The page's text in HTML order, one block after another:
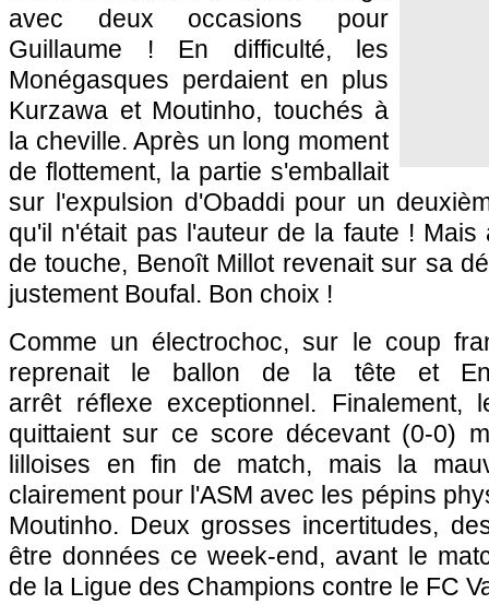
avec deux occasions pour
Guillaume ! En difficulté, les
Monégasques perdaient en plus
Kurzawa et Moutinho, touchés à
la cheville. Après un long moment
de flottement, la partie s'emballait
sur l'expulsion d'Obaddi pour un
qu'il n'était pas l'auteur de la faute !
de touche, Benoît Millot revenait sur sa
justement Boufal. Bon choix !
Comme un électrochoc, sur le coup
reprenait le ballon de la tête et
arrêt réflexe exceptionnel. Finalement,
quittaient sur ce score décevant (0-0)
lilloises en fin de match, mais la
clairement pour l'ASM avec les pépins
Moutinho. Deux grosses incertitudes,
être données ce week-end, avant le
de la Ligue des Champions contre le FC